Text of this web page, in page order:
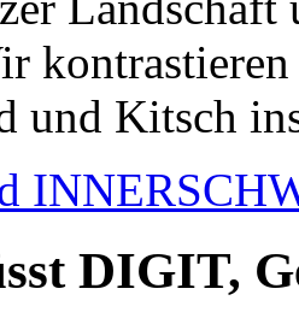
und Kitsch
DIGIT,